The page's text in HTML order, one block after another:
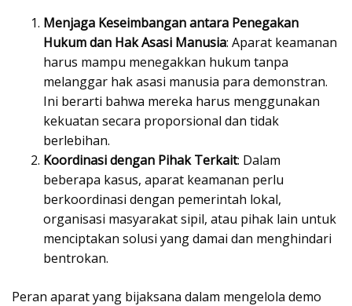
Menjaga Keseimbangan antara Penegakan
Hukum dan Hak Asasi Manusia: Aparat keamanan
harus mampu menegakkan hukum tanpa
melanggar hak asasi manusia para demonstran.
Ini berarti bahwa mereka harus menggunakan
kekuatan secara proporsional dan tidak
berlebihan.
Koordinasi dengan Pihak Terkait: Dalam
beberapa kasus, aparat keamanan perlu
berkoordinasi dengan pemerintah lokal,
organisasi masyarakat sipil, atau pihak lain untuk
menciptakan solusi yang damai dan menghindari
bentrokan.
Peran aparat yang bijaksana dalam mengelola demo